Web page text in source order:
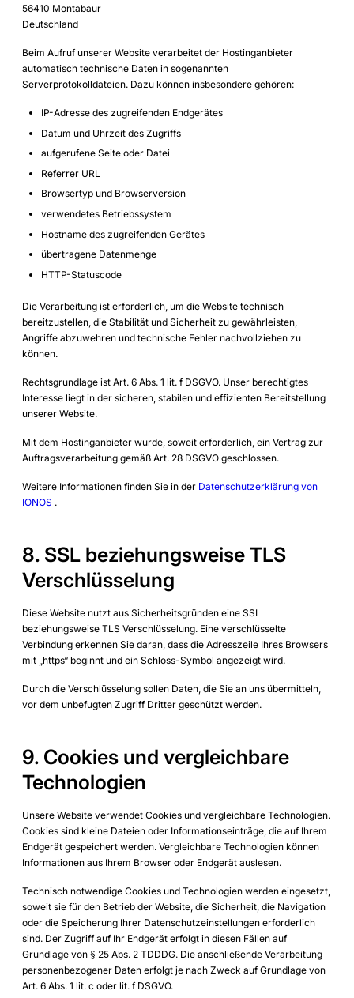
56410 Montabaur
Deutschland
Beim Aufruf unserer Website verarbeitet der Hostinganbieter
automatisch technische Daten in sogenannten
Serverprotokolldateien. Dazu können insbesondere gehören:
IP-Adresse des zugreifenden Endgerätes
Datum und Uhrzeit des Zugriffs
aufgerufene Seite oder Datei
Referrer URL
Browsertyp und Browserversion
verwendetes Betriebssystem
Hostname des zugreifenden Gerätes
übertragene Datenmenge
HTTP-Statuscode
Die Verarbeitung ist erforderlich, um die Website technisch
bereitzustellen, die Stabilität und Sicherheit zu gewährleisten,
Angriffe abzuwehren und technische Fehler nachvollziehen zu
können.
Rechtsgrundlage ist Art. 6 Abs. 1 lit. f DSGVO. Unser berechtigtes
Interesse liegt in der sicheren, stabilen und effizienten Bereitstellung
unserer Website.
Mit dem Hostinganbieter wurde, soweit erforderlich, ein Vertrag zur
Auftragsverarbeitung gemäß Art. 28 DSGVO geschlossen.
Weitere Informationen finden Sie in der Datenschutzerklärung von
IONOS .
8. SSL beziehungsweise TLS
Verschlüsselung
Diese Website nutzt aus Sicherheitsgründen eine SSL
beziehungsweise TLS Verschlüsselung. Eine verschlüsselte
Verbindung erkennen Sie daran, dass die Adresszeile Ihres Browsers
mit „https“ beginnt und ein Schloss-Symbol angezeigt wird.
Durch die Verschlüsselung sollen Daten, die Sie an uns übermitteln,
vor dem unbefugten Zugriff Dritter geschützt werden.
9. Cookies und vergleichbare
Technologien
Unsere Website verwendet Cookies und vergleichbare Technologien.
Cookies sind kleine Dateien oder Informationseinträge, die auf Ihrem
Endgerät gespeichert werden. Vergleichbare Technologien können
Informationen aus Ihrem Browser oder Endgerät auslesen.
Technisch notwendige Cookies und Technologien werden eingesetzt,
soweit sie für den Betrieb der Website, die Sicherheit, die Navigation
oder die Speicherung Ihrer Datenschutzeinstellungen erforderlich
sind. Der Zugriff auf Ihr Endgerät erfolgt in diesen Fällen auf
Grundlage von § 25 Abs. 2 TDDDG. Die anschließende Verarbeitung
personenbezogener Daten erfolgt je nach Zweck auf Grundlage von
Art. 6 Abs. 1 lit. c oder lit. f DSGVO.